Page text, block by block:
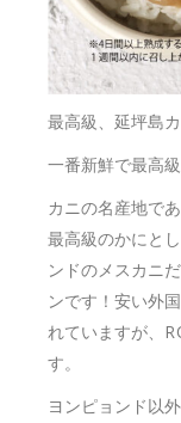
最高級、延坪島
一番新鮮で最高
カニの名産地で
最高級のかにと
ンドのメスカニ
ンです！安い外
れていますが、
す。
ヨンピョンド以